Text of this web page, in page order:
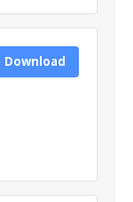
Download